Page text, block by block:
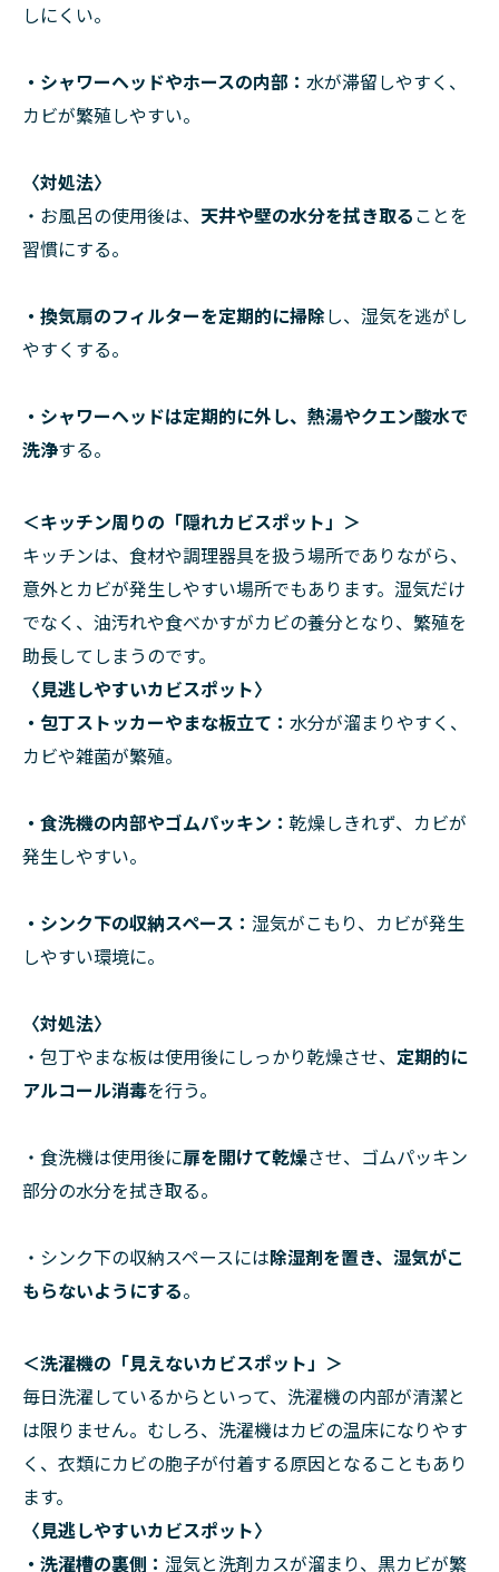
しにくい。
・シャワーヘッドやホースの内部 ： 水が滞留しやすく、
カビが繁殖しやすい。
〈対処法〉
・お風呂の使用後は、 天井や壁の水分を拭き取ることを
習慣にする。
・換気扇のフィルターを定期的に掃除し、湿気を逃がし
やすくする。
・シャワーヘッドは定期的に外し、熱湯やクエン酸水で
洗浄する。
＜キッチン周りの「隠れカビスポット」＞
キッチンは、食材や調理器具を扱う場所でありながら、
意外とカビが発生しやすい場所でもあります。湿気だけ
でなく、油汚れや食べかすがカビの養分となり、繁殖を
助長してしまうのです。
〈見逃しやすいカビスポット〉
・包丁ストッカーやまな板立て ： 水分が溜まりやすく、
カビや雑菌が繁殖。
・食洗機の内部やゴムパッキン ：乾燥しきれず、カビが
発生しやすい。
・シンク下の収納スペース ： 湿気がこもり、カビが発生
しやすい環境に。
〈対処法〉
・包丁やまな板は使用後にしっかり乾燥させ、 定期的に
アルコール消毒を行う。
・食洗機は使用後に扉を開けて乾燥させ、ゴムパッキン
部分の水分を拭き取る。
・シンク下の収納スペースには除湿剤を置き、湿気がこ
もらないようにする。
＜洗濯機の「見えないカビスポット」＞
毎日洗濯しているからといって、洗濯機の内部が清潔と
は限りません。むしろ、洗濯機はカビの温床になりやす
く、衣類にカビの胞子が付着する原因となることもあり
ます。
〈見逃しやすいカビスポット〉
・洗濯槽の裏側 ： 湿気と洗剤カスが溜まり、黒カビが繁